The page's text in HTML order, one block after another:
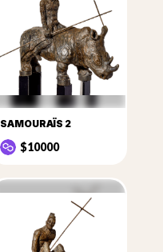
SAMOURAÏS 2
$10000